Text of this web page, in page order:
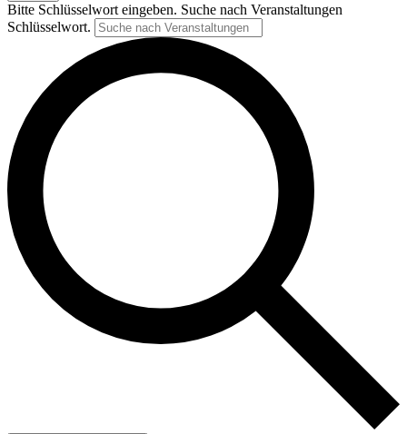
Bitte Schlüsselwort eingeben. Suche nach Veranstaltungen
Schlüsselwort.